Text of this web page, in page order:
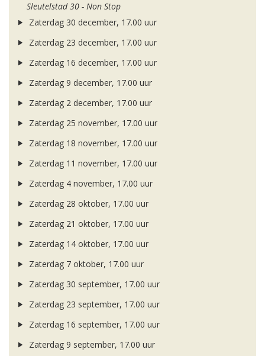
Sleutelstad 30 - Non Stop
Zaterdag 30 december, 17.00 uur
Zaterdag 23 december, 17.00 uur
Zaterdag 16 december, 17.00 uur
Zaterdag 9 december, 17.00 uur
Zaterdag 2 december, 17.00 uur
Zaterdag 25 november, 17.00 uur
Zaterdag 18 november, 17.00 uur
Zaterdag 11 november, 17.00 uur
Zaterdag 4 november, 17.00 uur
Zaterdag 28 oktober, 17.00 uur
Zaterdag 21 oktober, 17.00 uur
Zaterdag 14 oktober, 17.00 uur
Zaterdag 7 oktober, 17.00 uur
Zaterdag 30 september, 17.00 uur
Zaterdag 23 september, 17.00 uur
Zaterdag 16 september, 17.00 uur
Zaterdag 9 september, 17.00 uur